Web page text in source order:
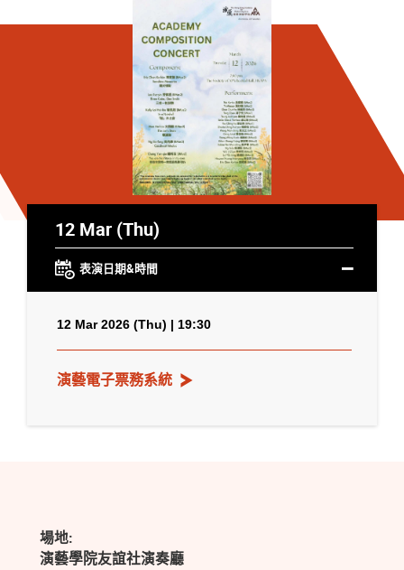
12 Mar (Thu)
表演日期&時間
12 Mar 2026 (Thu) | 19:30
演藝電子票務系統
場地:
演藝學院友誼社演奏廳